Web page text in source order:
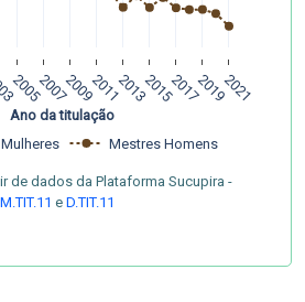
200520072009201120132015201720192021
Mestres Homens
Ano da titulação
de dados da Plataforma Sucupira -
M.TIT.11 e D.TIT.11